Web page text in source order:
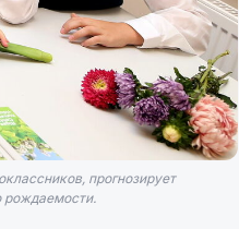
прогнозирует
рождаемости.